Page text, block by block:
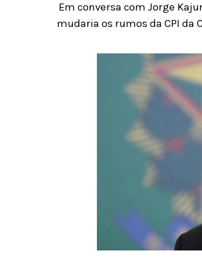
Em conversa com Jorge
mudaria os rumos da CPI da